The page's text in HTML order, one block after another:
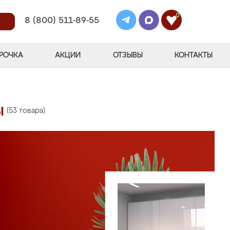
8 (800) 511-89-55
0
АКЦИИ ОТЗЫВЫ КОНТАКТЫ
(53 товара)